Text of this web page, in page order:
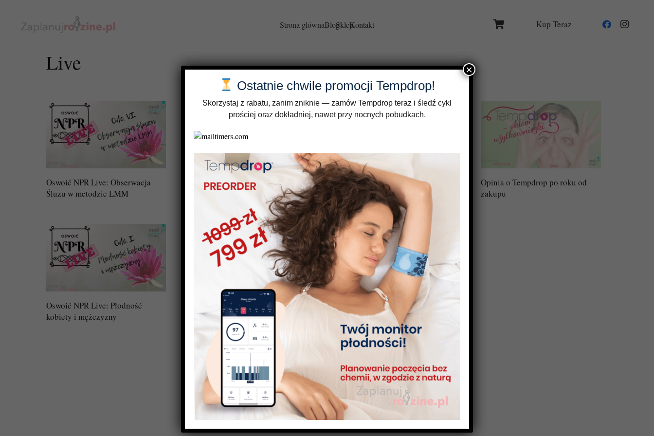
Strona głównaBlogSklepKontakt Kup Teraz
Live
Oswoić NPR Live: Obserwacja
Śluzu w metodzie LMM
Oswoić NPR Live: Podstawy
metody Rotzera
Oswoić NPR Live: Podstawy
metody LMM
Opinia o Tempdrop po roku od
zakupu
Oswoić NPR Live: Płodność
kobiety i mężczyzny
Ostatnie chwile promocji Tempdrop!
Skorzystaj z rabatu, zanim zniknie — zamów Tempdrop teraz i śledź cykl
prościej oraz dokładniej, nawet przy nocnych pobudkach.
×